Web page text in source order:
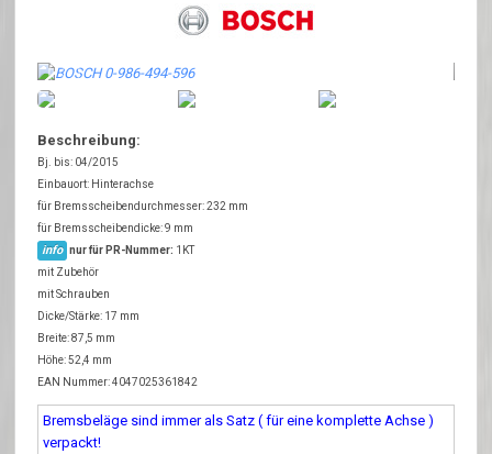
Beschreibung:
Bj. bis: 04/2015
Einbauort: Hinterachse
für Bremsscheibendurchmesser: 232 mm
für Bremsscheibendicke: 9 mm
info nur für PR-Nummer: 1KT
mit Zubehör
mit Schrauben
Dicke/Stärke: 17 mm
Breite: 87,5 mm
Höhe: 52,4 mm
EAN Nummer: 4047025361842
Bremsbeläge sind immer als Satz ( für eine komplette Achse )
verpackt!